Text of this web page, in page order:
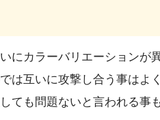
カラーバリエーションが
は互いに攻撃し合う事はよ
ても問題ないと言われる事